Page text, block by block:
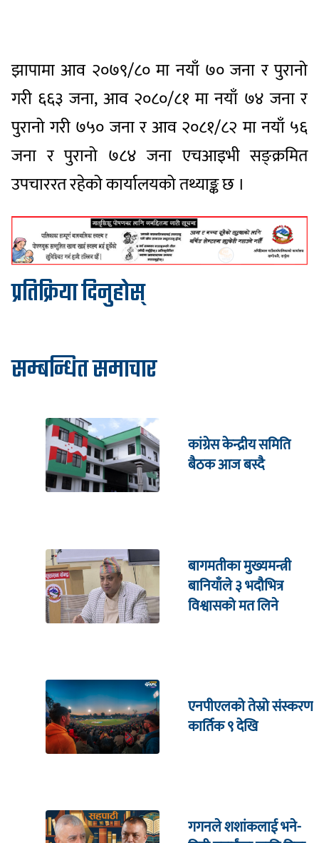
झापामा आव २०७९/८० मा नयाँ ७० जना र पुरानो
गरी ६६३ जना, आव २०८०/८१ मा नयाँ ७४ जना र
पुरानो गरी ७५० जना र आव २०८१/८२ मा नयाँ ५६
जना र पुरानो ७८४ जना एचआइभी सङ्क्रमित
उपचाररत रहेको कार्यालयको तथ्याङ्क छ ।
प्रतिक्रिया दिनुहोस्
सम्बन्धित समाचार
कांग्रेस केन्द्रीय समिति
बैठक आज बस्दै
बागमतीका मुख्यमन्त्री
बानियाँले ३ भदौभित्र
विश्वासको मत लिने
एनपीएलको तेस्रो संस्करण
कार्तिक ९ देखि
गगनले शशांकलाई भने-